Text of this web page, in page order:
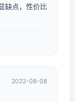
缺点，性价比
2022-08-08